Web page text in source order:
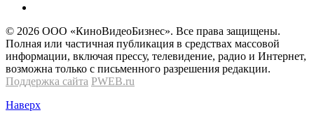
© 2026 OOО «КиноВидеоБизнес». Все права защищены.
Полная или частичная публикация в средствах массовой
информации, включая прессу, телевидение, радио и Интернет,
возможна только с письменного разрешения редакции.
Поддержка сайта PWEB.ru
Наверх